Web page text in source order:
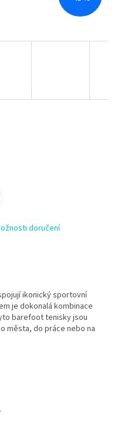
doručení
ikonický sportovní
je dokonalá kombinace
barefoot tenisky jsou
města, do práce nebo na